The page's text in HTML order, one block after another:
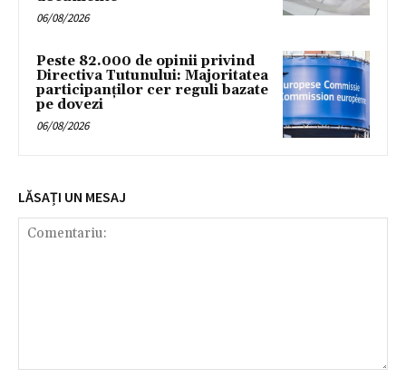
06/08/2026
Peste 82.000 de opinii privind
Directiva Tutunului: Majoritatea
participanților cer reguli bazate
pe dovezi
06/08/2026
LĂSAȚI UN MESAJ